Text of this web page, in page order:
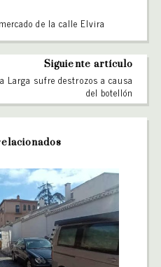
de la calle Elvira
Siguiente artículo
Larga sufre destrozos a causa
del botellón